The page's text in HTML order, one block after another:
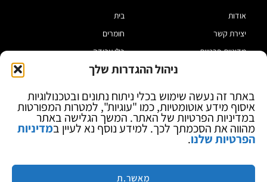
ניהול ההגדרות שלך
באתר זה נעשה שימוש בכלי ניתוח נתונים ובטכנולוגיות
איסוף מידע אוטומטיות, כמו "עוגיות", למטרות המפורטות
במדיניות הפרטיות של האתר. המשך הגלישה באתר
מהווה את הסכמתך לכך. למידע נוסף נא לעיין במדיניות
הפרטיות שלנו.
מאשר.ת
אודות
יצירת קשר
מדיניות פרטיות
בלוג
בית
חומרים
כלי עבודה
מוצרי הלחמה
ספקי כח ומודדים
ציוד אופטי להגדלה
מותגים